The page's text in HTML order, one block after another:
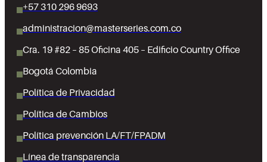
+57 310 296 9693
administracion@masterseries.com.co
Cra. 19 #82 – 85 Oficina 405 – Edificio Country Office
Bogotá Colombia
Política de Privacidad
Política de Cambios
Política prevención LA/FT/FPADM
Línea de transparencia